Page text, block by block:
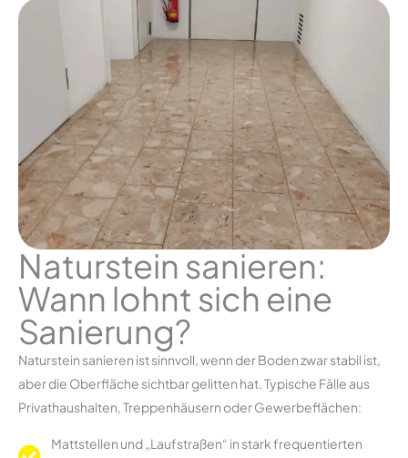
Naturstein sanieren:
Wann lohnt sich eine
Sanierung?
Naturstein sanieren ist sinnvoll, wenn der Boden zwar stabil ist,
aber die Oberfläche sichtbar gelitten hat. Typische Fälle aus
Privathaushalten, Treppenhäusern oder Gewerbeflächen:
Mattstellen und „Laufstraßen“ in stark frequentierten